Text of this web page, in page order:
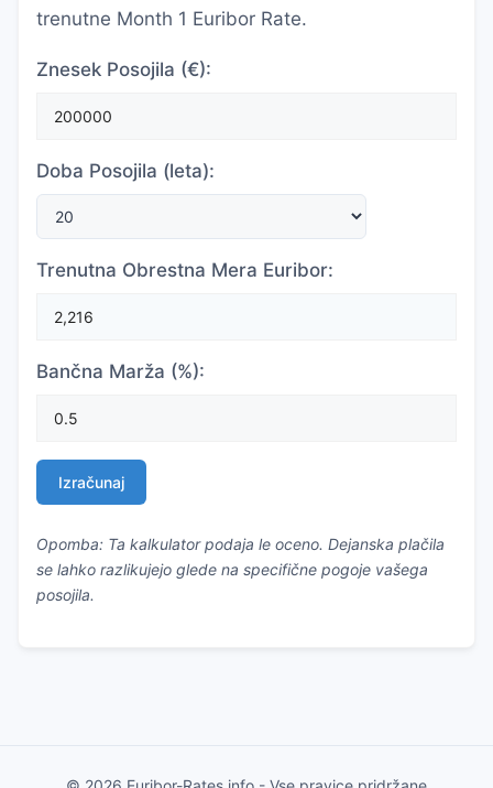
trenutne Month 1 Euribor Rate.
Znesek Posojila (€):
Doba Posojila (leta):
Trenutna Obrestna Mera Euribor:
Bančna Marža (%):
Izračunaj
Opomba: Ta kalkulator podaja le oceno. Dejanska plačila
se lahko razlikujejo glede na specifične pogoje vašega
posojila.